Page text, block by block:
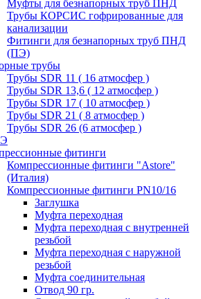
Муфты для безнапорных труб ПНД
Трубы КОРСИС гофрированные для
канализации
Фитинги для безнапорных труб ПНД
(ПЭ)
трубы
Трубы SDR 11 ( 16 атмосфер )
Трубы SDR 13,6 ( 12 атмосфер )
Трубы SDR 17 ( 10 атмосфер )
Трубы SDR 21 ( 8 атмосфер )
Трубы SDR 26 (6 атмосфер )
фитинги
Компрессионные фитинги "Astore"
(Италия)
Компрессионные фитинги PN10/16
Заглушка
Муфта переходная
Муфта переходная с внутренней
резьбой
Муфта переходная с наружной
резьбой
Муфта соединительная
Отвод 90 гр.